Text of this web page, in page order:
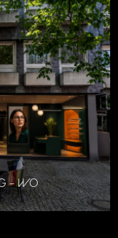
– WO